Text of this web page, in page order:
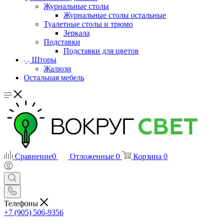
Журнальные столы
Журнальные столы остальные
Туалетные столы и трюмо
Зеркала
Подставки
Подставки для цветов
Шторы
Жалюзи
Остальная мебель
Сравнение0 Отложенные 0 Корзина 0
Телефоны
+7 (905) 506-9356